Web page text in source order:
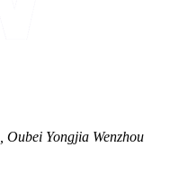
Yongjia Wenzhou